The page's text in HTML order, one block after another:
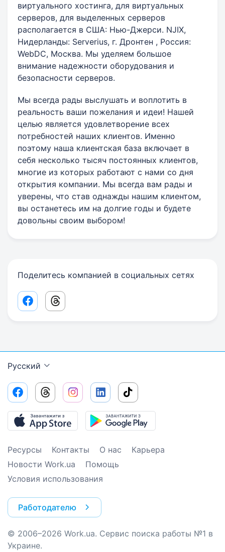
виртуального хостинга, для виртуальных
серверов, для выделенных серверов
располагается в США: Нью-Джерси. NJIX,
Нидерланды: Serverius, г. Дронтен , Россия:
WebDC, Москва. Мы уделяем большое
внимание надежности оборудования и
безопасности серверов.
Мы всегда рады выслушать и воплотить в
реальность ваши пожелания и идеи! Нашей
целью является удовлетворение всех
потребностей наших клиентов. Именно
поэтому наша клиентская база включает в
себя несколько тысяч постоянных клиентов,
многие из которых работают с нами со дня
открытия компании. Мы всегда вам рады и
уверены, что став однажды нашим клиентом,
вы останетесь им на долгие годы и будете
довольны своим выбором!
Поделитесь компанией в социальных сетях
Facebook share link
Threads share link
Русский
Ресурсы Контакты О нас
Карьера
Новости Work.ua
Помощь
Условия использования
Работодателю
© 2006–2026 Work.ua. Сервис поиска работы №1 в
Украине.